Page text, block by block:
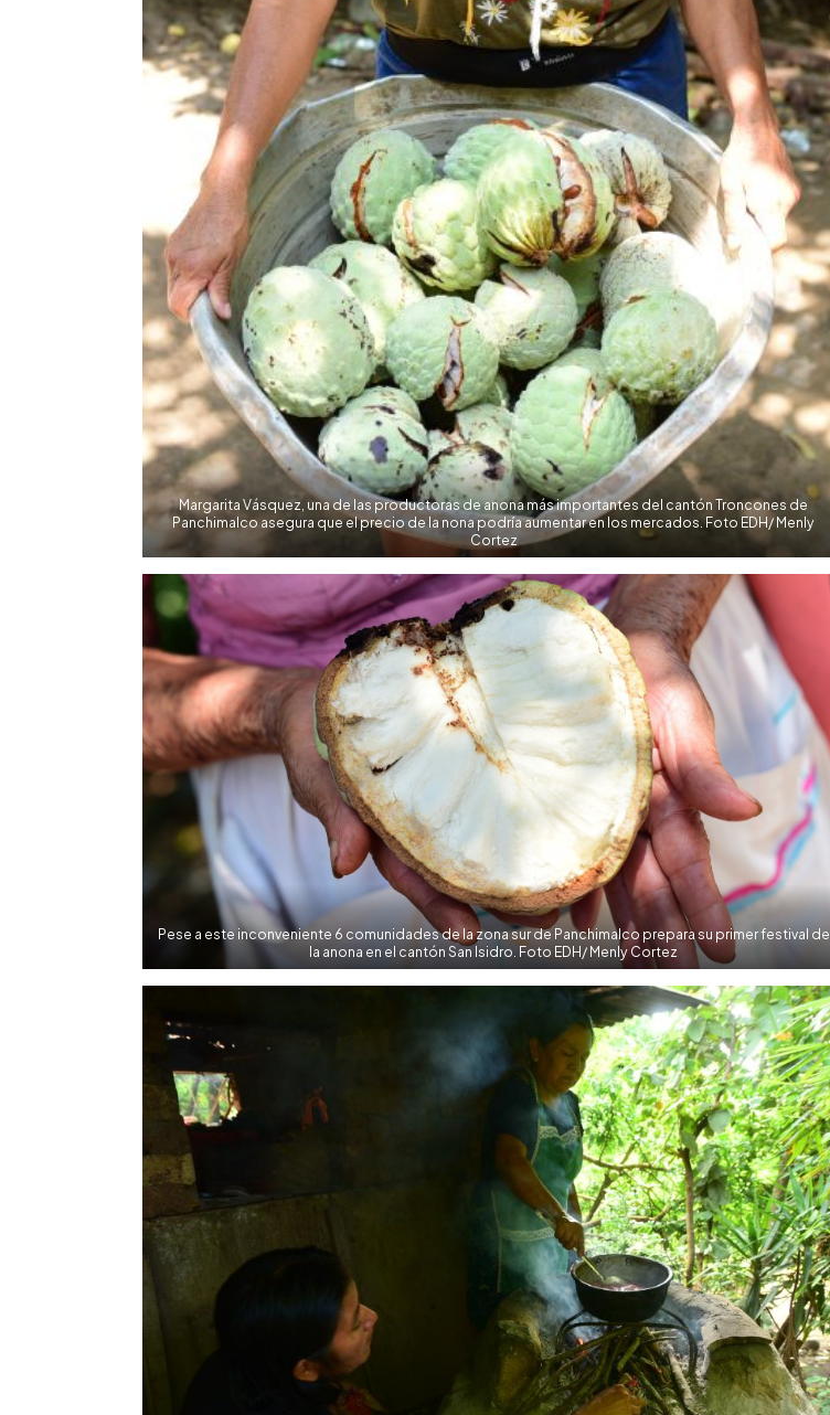
Margarita Vásquez, una de las productoras de anona más importantes del cantón Troncones de
Panchimalco asegura que el precio de la nona podría aumentar en los mercados. Foto EDH/ Menly
Cortez
Pese a este inconveniente 6 comunidades de la zona sur de Panchimalco prepara su primer festival de
la anona en el cantón San Isidro. Foto EDH/ Menly Cortez